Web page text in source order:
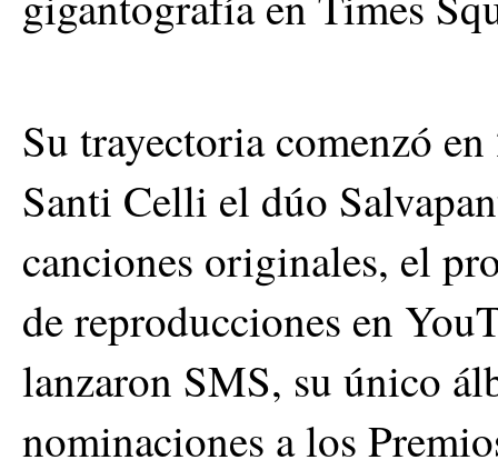
Su trayectoria comenzó
Santi Celli el dúo
canciones originales, el
de reproducciones en
lanzaron SMS, su único
nominaciones a los